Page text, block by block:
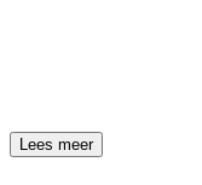
Lees meer